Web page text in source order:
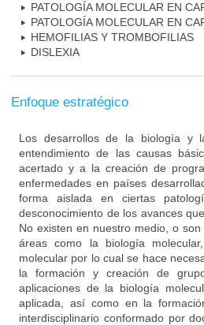
PATOLOGÍA MOLECULAR EN
PATOLOGÍA MOLECULAR EN
HEMOFILIAS Y TROMBOFILIAS
DISLEXIA
Enfoque estratégico
Los desarrollos de la biología y
entendimiento de las causas
acertado y a la creación de
enfermedades en países
forma aislada en ciertas
desconocimiento de los avances
No existen en nuestro medio, o
áreas como la biología
molecular por lo cual se hace
la formación y creación de
aplicaciones de la biología
aplicada, así como en la
interdisciplinario conformado por